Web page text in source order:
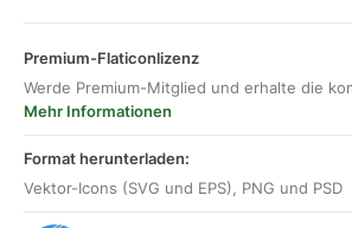
Premium-Flaticonlizenz
Werde Premium-Mitglied und erhalte die
Mehr Informationen
Format herunterladen:
Vektor-Icons (SVG und EPS), PNG und PSD